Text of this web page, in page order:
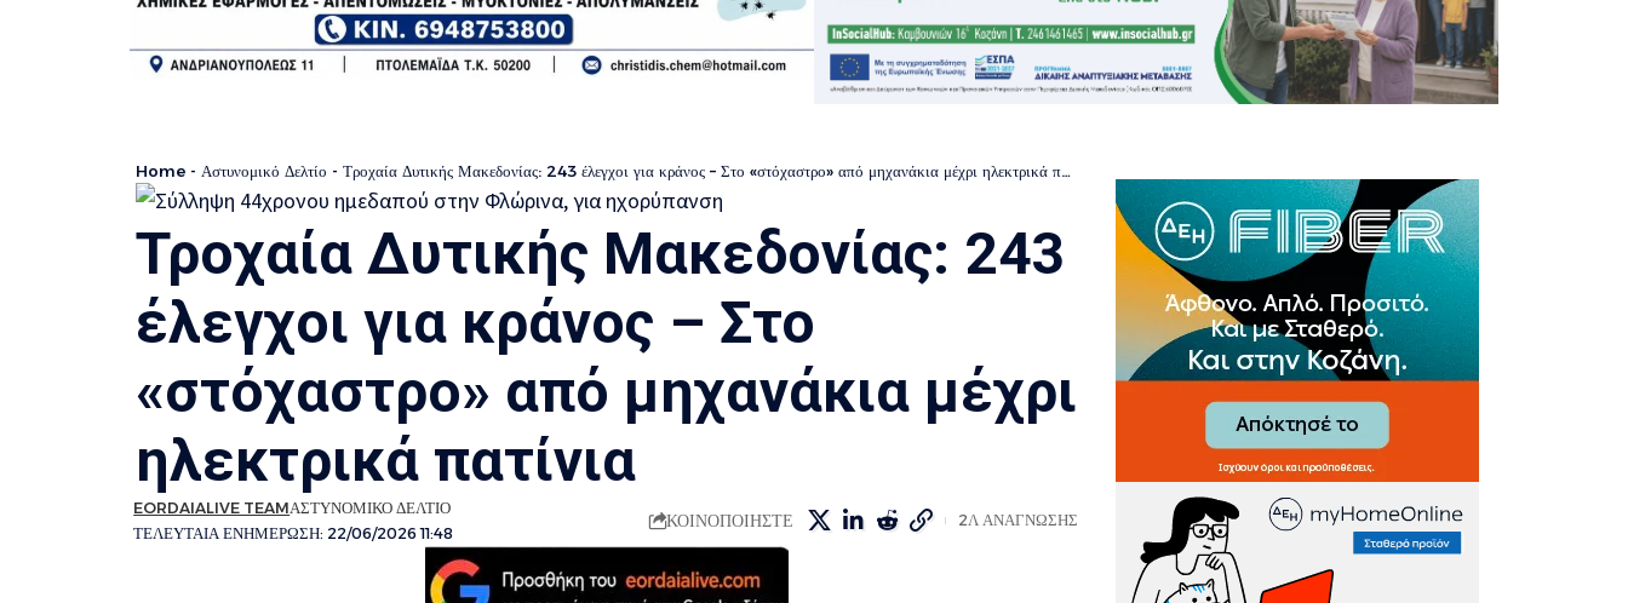
Home - Αστυνομικό Δελτίο - Τροχαία Δυτικής Μακεδονίας: 243 έλεγχοι για κράνος – Στο «στόχαστρο» από μηχανάκια μέχρι ηλεκτρικά πατίνια
Τροχαία Δυτικής Μακεδονίας: 243
έλεγχοι για κράνος – Στο
«στόχαστρο» από μηχανάκια μέχρι
ηλεκτρικά πατίνια
ΤΕΛΕΥΤΑΙΑ ΕΝΗΜΕΡΩΣΗ: 22/06/2026 11:48
EORDAIALIVE TEAMΑΣΤΥΝΟΜΙΚΟ ΔΕΛΤΙΟ
ΚΟΙΝΟΠΟΙΗΣΤΕ 2Λ ΑΝΑΓΝΩΣΗΣ